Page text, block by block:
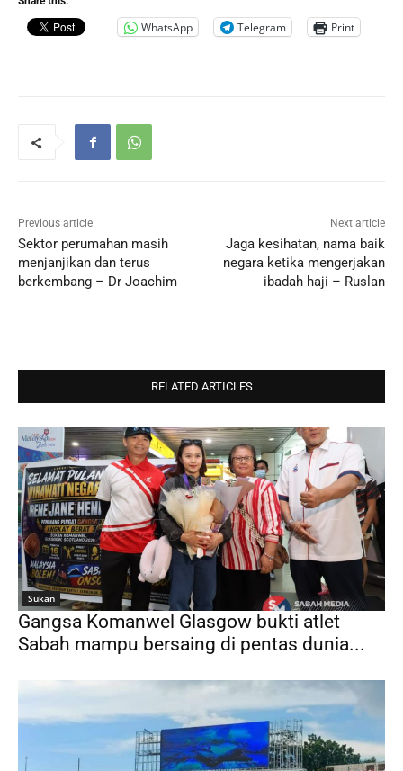
WhatsApp Telegram Print
Previous article
Sektor perumahan masih
menjanjikan dan terus
berkembang – Dr Joachim
Next article
Jaga kesihatan, nama baik
negara ketika mengerjakan
ibadah haji – Ruslan
RELATED ARTICLES
Sukan
Gangsa Komanwel Glasgow bukti atlet
Sabah mampu bersaing di pentas dunia...